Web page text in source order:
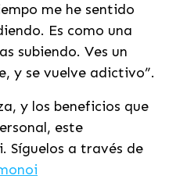
me he sentido
Es como una
subiendo. Ves un
y se vuelve adictivo”.
y los beneficios que
este
Síguelos a través de